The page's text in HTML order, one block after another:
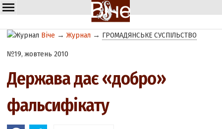
Віче →Журнал → ГРОМАДЯНСЬКЕ СУСПІЛЬСТВО
№19, жовтень 2010
Держава дає «добро»
фальсифікату